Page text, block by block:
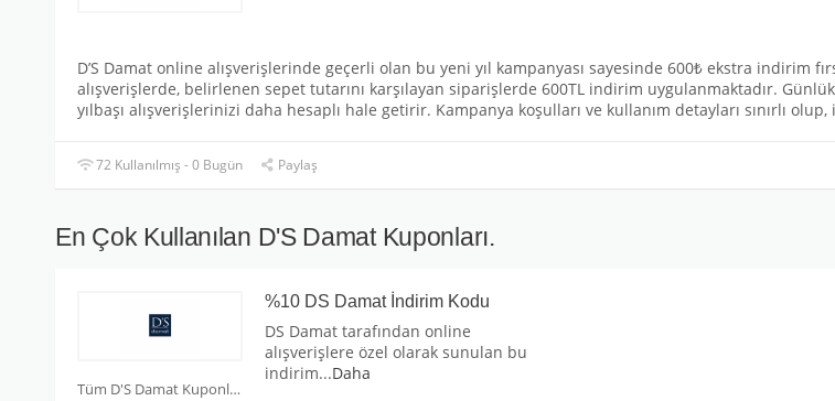
D’S Damat online alışverişlerinde geçerli olan bu yeni yıl kampanyası sayesinde 600₺ ekstra indirim
alışverişlerde, belirlenen sepet tutarını karşılayan siparişlerde 600TL indirim uygulanmaktadır.
yılbaşı alışverişlerinizi daha hesaplı hale getirir. Kampanya koşulları ve kullanım detayları sınırlı
72 Kullanılmış - 0 Bugün Paylaş
En Çok Kullanılan D'S Damat Kuponları.
Tüm D'S Damat Kuponları
%10 DS Damat İndirim Kodu
DS Damat tarafından online
alışverişlere özel olarak sunulan bu
indirim...Daha